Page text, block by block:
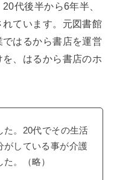
代後半から6年半、
ています。元図書館
はるから書店を運営
、はるから書店のホ
た。20代でその生活
がしている事が介護
。（略）